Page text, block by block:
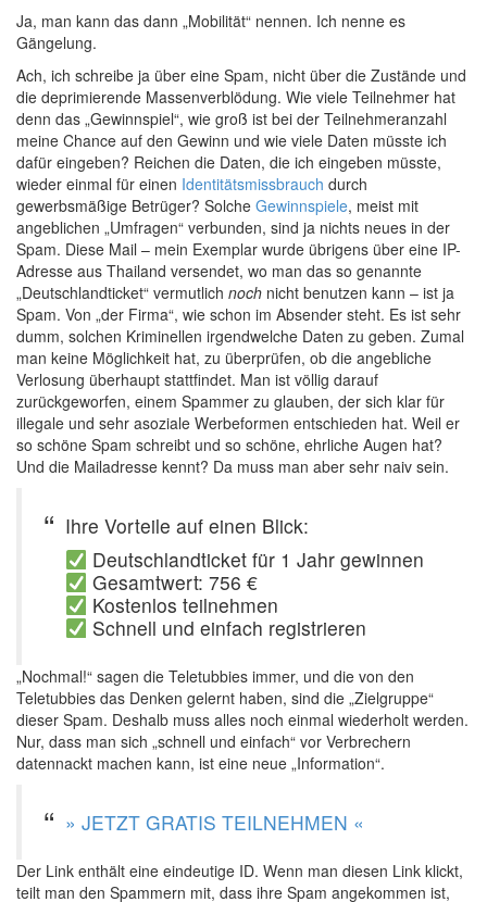
Ja, man kann das dann „Mobilität“ nennen. Ich nenne es
Gängelung.
Ach, ich schreibe ja über eine Spam, nicht über die Zustände und
die deprimierende Massenverblödung. Wie viele Teilnehmer hat
denn das „Gewinnspiel“, wie groß ist bei der Teilnehmeranzahl
meine Chance auf den Gewinn und wie viele Daten müsste ich
dafür eingeben? Reichen die Daten, die ich eingeben müsste,
wieder einmal für einen Identitätsmissbrauch durch
gewerbsmäßige Betrüger? Solche Gewinnspiele, meist mit
angeblichen „Umfragen“ verbunden, sind ja nichts neues in der
Spam. Diese Mail – mein Exemplar wurde übrigens über eine IP-
Adresse aus Thailand versendet, wo man das so genannte
„Deutschlandticket“ vermutlich noch nicht benutzen kann – ist ja
Spam. Von „der Firma“, wie schon im Absender steht. Es ist sehr
dumm, solchen Kriminellen irgendwelche Daten zu geben. Zumal
man keine Möglichkeit hat, zu überprüfen, ob die angebliche
Verlosung überhaupt stattfindet. Man ist völlig darauf
zurückgeworfen, einem Spammer zu glauben, der sich klar für
illegale und sehr asoziale Werbeformen entschieden hat. Weil er
so schöne Spam schreibt und so schöne, ehrliche Augen hat?
Und die Mailadresse kennt? Da muss man aber sehr naiv sein.
Ihre Vorteile auf einen Blick:
Deutschlandticket für 1 Jahr gewinnen
Gesamtwert: 756 €
Kostenlos teilnehmen
Schnell und einfach registrieren
„Nochmal!“ sagen die Teletubbies immer, und die von den
Teletubbies das Denken gelernt haben, sind die „Zielgruppe“
dieser Spam. Deshalb muss alles noch einmal wiederholt werden.
Nur, dass man sich „schnell und einfach“ vor Verbrechern
datennackt machen kann, ist eine neue „Information“.
» JETZT GRATIS TEILNEHMEN «
Der Link enthält eine eindeutige ID. Wenn man diesen Link klickt,
teilt man den Spammern mit, dass ihre Spam angekommen ist,